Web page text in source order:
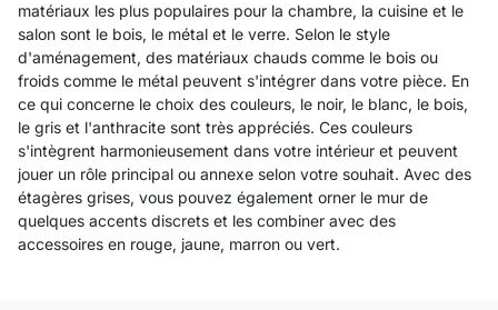
matériaux les plus populaires pour la chambre, la cuisine et le
salon sont le bois, le métal et le verre. Selon le style
d'aménagement, des matériaux chauds comme le bois ou
froids comme le métal peuvent s'intégrer dans votre pièce. En
ce qui concerne le choix des couleurs, le noir, le blanc, le bois,
le gris et l'anthracite sont très appréciés. Ces couleurs
s'intègrent harmonieusement dans votre intérieur et peuvent
jouer un rôle principal ou annexe selon votre souhait. Avec des
étagères grises, vous pouvez également orner le mur de
quelques accents discrets et les combiner avec des
accessoires en rouge, jaune, marron ou vert.